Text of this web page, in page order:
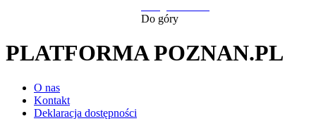
Do góry
PLATFORMA POZNAN.PL
O nas
Kontakt
Deklaracja dostępności